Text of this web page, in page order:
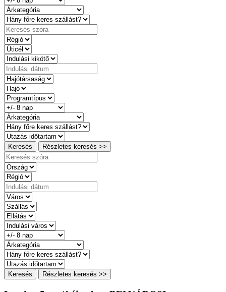
Keresés Részletes keresés >>
Keresés Részletes keresés >>